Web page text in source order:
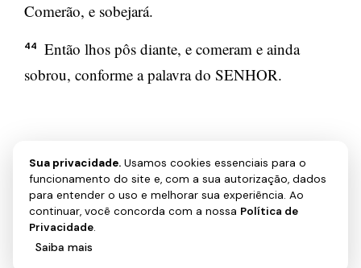
Comerão, e sobejará.
44
Então lhos pôs diante, e comeram e ainda
sobrou, conforme a palavra do SENHOR.
← ANTERIOR
2 Reis 3
PRÓXIMO →
2 Reis 5
Sua privacidade. Usamos cookies essenciais para o
funcionamento do site e, com a sua autorização, dados
para entender o uso e melhorar sua experiência. Ao
continuar, você concorda com a nossa Política de
Privacidade.
Saiba mais